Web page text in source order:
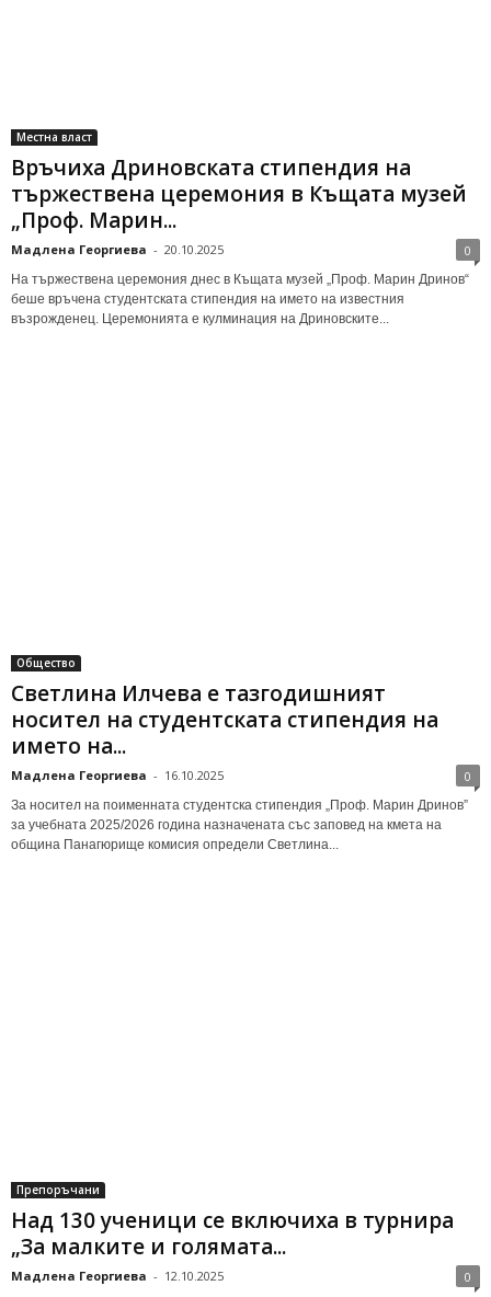
Местна власт
Връчиха Дриновската стипендия на
тържествена церемония в Къщата музей
„Проф. Марин...
Мадлена Георгиева - 20.10.2025 0
На тържествена церемония днес в Къщата музей „Проф. Марин Дринов“
беше връчена студентската стипендия на името на известния
възрожденец. Церемонията е кулминация на Дриновските...
Общество
Светлина Илчева е тазгодишният
носител на студентската стипендия на
името на...
Мадлена Георгиева - 16.10.2025 0
За носител на поименната студентска стипендия „Проф. Марин Дринов”
за учебната 2025/2026 година назначената със заповед на кмета на
община Панагюрище комисия определи Светлина...
Препоръчани
Над 130 ученици се включиха в турнира
„За малките и голямата...
Мадлена Георгиева - 12.10.2025 0